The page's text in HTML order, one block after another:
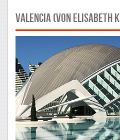
VALENCIA (von Elisabeth